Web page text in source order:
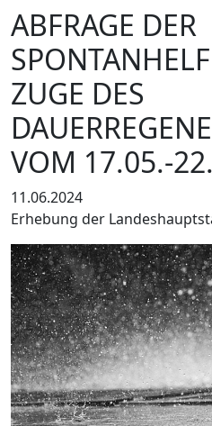
ABFRAGE DER
ZUGE DES
VOM 17.05.-
11.06.2024
Erhebung der